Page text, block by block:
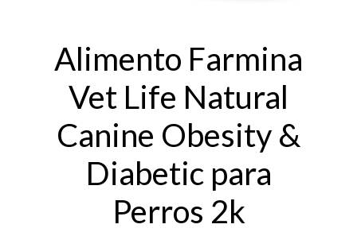
Alimento Farmina
Vet Life Natural
Canine Obesity &
Diabetic para
Perros 2k